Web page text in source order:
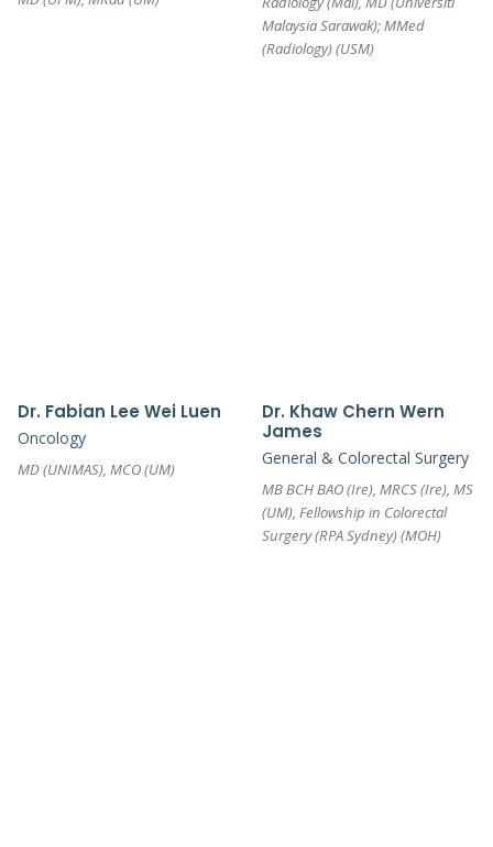
Malaysia Sarawak); MMed
(Radiology) (USM)
Dr. Fabian Lee Wei Luen
Oncology
MD (UNIMAS), MCO (UM)
Dr. Khaw Chern Wern
James
General & Colorectal Surgery
MB BCH BAO (Ire), MRCS (Ire), MS
(UM), Fellowship in Colorectal
Surgery (RPA Sydney) (MOH)